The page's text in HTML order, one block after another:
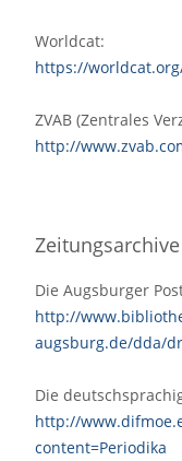
Worldcat:
https://
ZVAB (Zentrales
http://
Zeitungsarchive
Die Augsburger
http://
augsburg.de/dda/
Die
http://
content=Periodika